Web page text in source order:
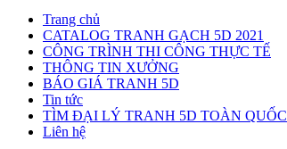
Trang chủ
CATALOG TRANH GẠCH 5D 2021
CÔNG TRÌNH THI CÔNG THỰC TẾ
THÔNG TIN XƯỞNG
BÁO GIÁ TRANH 5D
Tin tức
TÌM ĐẠI LÝ TRANH 5D TOÀN QUỐC
Liên hệ